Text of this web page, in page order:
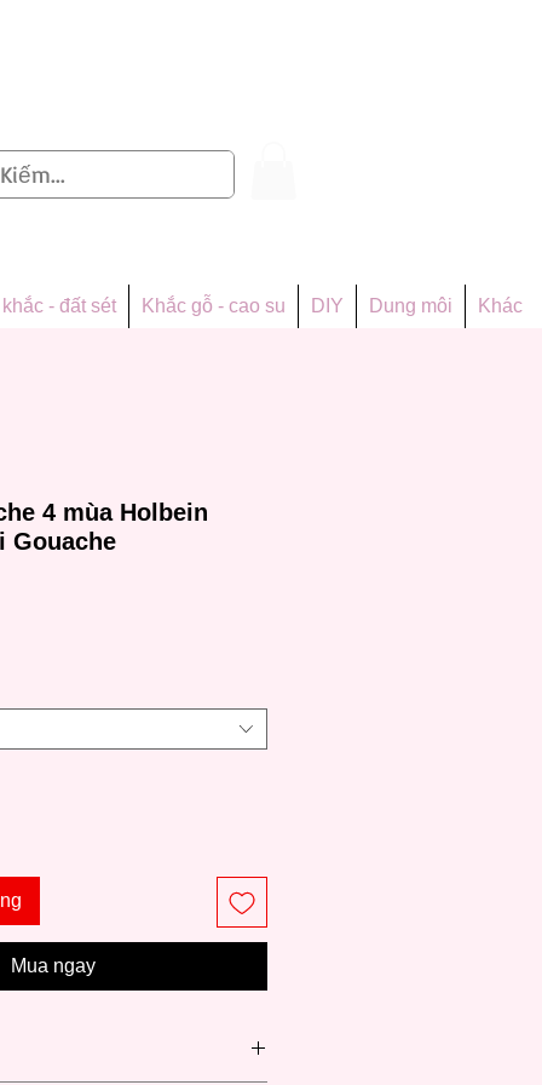
- đất sét Khắc gỗ - cao su DIY Dung môi Khác
4 mùa Holbein
Gouache
Mua ngay